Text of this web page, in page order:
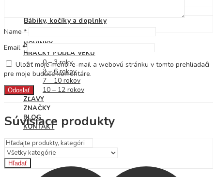
Bábiky, kočíky a doplnky
NOVINKY
HRAČKY PODĽA VEKU
0 – 3 roky
3 – 6 rokov
7 – 10 rokov
10 – 12 rokov
ZĽAVY
ZNAČKY
BLOG
KONTAKT
Hľadať
Name *
Email *
Uložiť moje meno, e-mail a webovú stránku v tomto prehliadači
pre moje budúce komentáre.
Súvisiace produkty